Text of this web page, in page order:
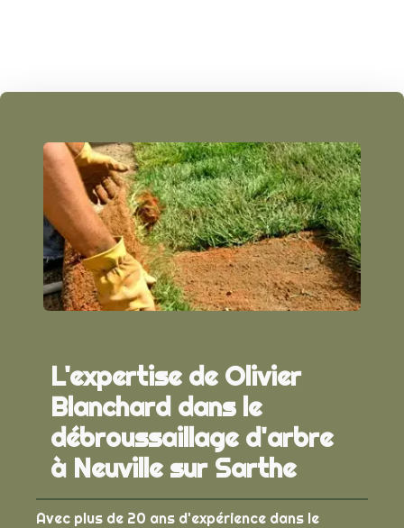
L'expertise de Olivier
Blanchard dans le
débroussaillage d'arbre
à Neuville sur Sarthe
Avec plus de 20 ans d'expérience dans le